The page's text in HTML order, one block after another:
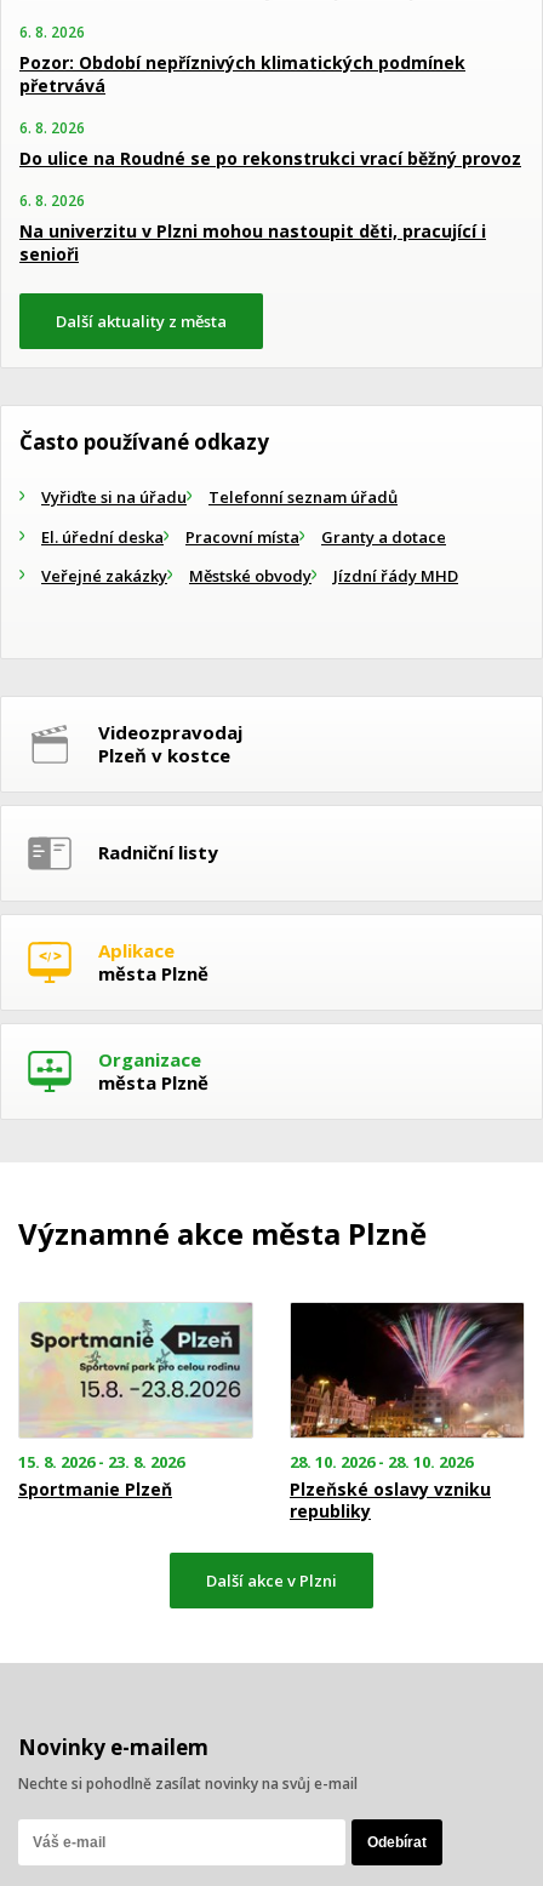
6. 8. 2026
Pozor: Období nepříznivých klimatických podmínek
přetrvává
6. 8. 2026
Do ulice na Roudné se po rekonstrukci vrací běžný provoz
6. 8. 2026
Na univerzitu v Plzni mohou nastoupit děti, pracující i
senioři
Další aktuality z města
Často používané odkazy
Vyřiďte si na úřadu
Telefonní seznam úřadů
El. úřední deska
Pracovní místa
Granty a dotace
Veřejné zakázky
Městské obvody Jízdní řády MHD
Videozpravodaj
Plzeň v kostce
Radniční listy
Aplikace
města Plzně
Organizace
města Plzně
Významné akce města Plzně
15. 8. 2026 - 23. 8. 2026
Sportmanie Plzeň
28. 10. 2026 - 28. 10. 2026
Plzeňské oslavy vzniku
republiky
Další akce v Plzni
Novinky e-mailem
Nechte si pohodlně zasílat novinky na svůj e-mail